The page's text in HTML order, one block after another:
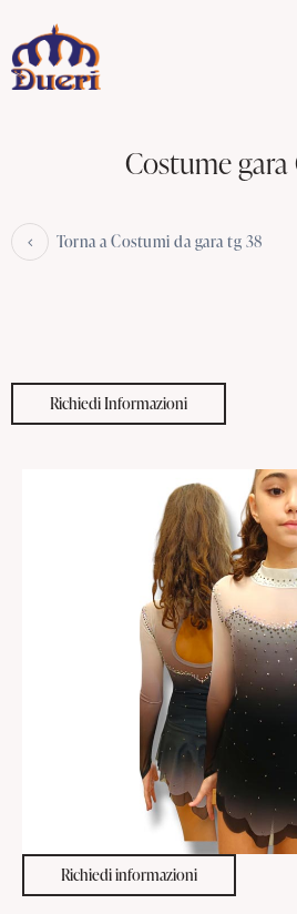
Costume gara
Torna a Costumi da gara tg 38
Richiedi Informazioni
Richiedi informazioni